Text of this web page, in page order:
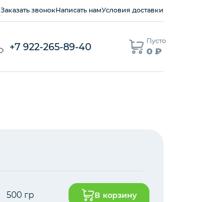
Заказать звонокНаписать намУсловия доставки
+7 922-265-89-40
Пусто
0 ₽
500 гр В корзину